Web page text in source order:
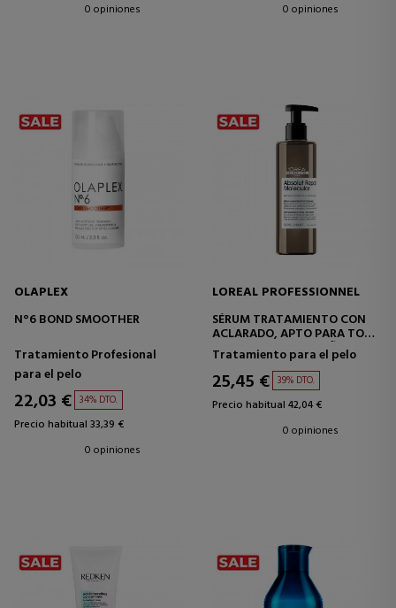
0 opiniones
0 opiniones
OLAPLEX
N°6 BOND SMOOTHER
Tratamiento Profesional
para el pelo
22,03 € 34% DTO.
Precio habitual 33,39 €
0 opiniones
LOREAL PROFESSIONNEL
SÉRUM TRATAMIENTO CON
ACLARADO, APTO PARA TODO
TIPO DE CABELLO DAÑADO
Tratamiento para el pelo
25,45 € 39% DTO.
Precio habitual 42,04 €
0 opiniones